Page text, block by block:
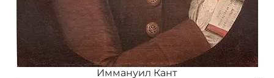
Иммануил Кант